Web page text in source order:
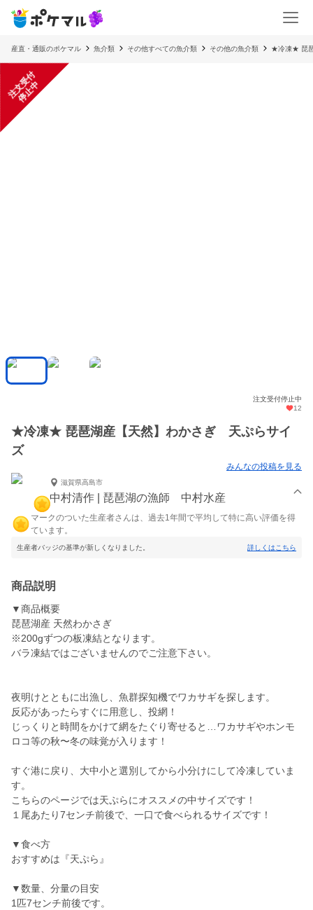
産直・通販のポケマル 魚介類 その他すべての魚介類 その他の魚介類 ★冷凍★ 琵
注
文
受
付
停
止
中
注文受付停止中
12
★冷凍★ 琵琶湖産【天然】わかさぎ 天ぷらサイ
ズ
みんなの投稿を見る
滋賀県高島市
中村清作 | 琵琶湖の漁師 中村水産
マークのついた生産者さんは、過去1年間で平均して特に高い評価を得
ています。
生産者バッジの基準が新しくなりました。 詳しくはこちら
商品説明
▼商品概要
琵琶湖産 天然わかさぎ
※200gずつの板凍結となります。
バラ凍結ではございませんのでご注意下さい。
夜明けとともに出漁し、魚群探知機でワカサギを探します。
反応があったらすぐに用意し、投網！
じっくりと時間をかけて網をたぐり寄せると…ワカサギやホンモ
ロコ等の秋〜冬の味覚が入ります！
すぐ港に戻り、大中小と選別してから小分けにして冷凍していま
す。
こちらのページでは天ぷらにオススメの中サイズです！
１尾あたり7センチ前後で、一口で食べられるサイズです！
▼食べ方
おすすめは『天ぷら』
▼数量、分量の目安
1匹7センチ前後です。